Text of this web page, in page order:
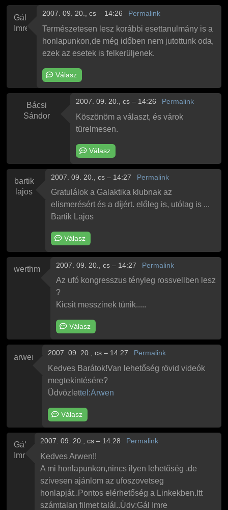
Gál
Imre
2007. 09. 20., cs – 14:26 Permalink
Természetesen lesz korábbi esettanulmány is a
honlapunkon,de még időben nem jutottunk oda,
ezek az esetek is felkerüljenek.
Válasz
Bácsi
Sándor
2007. 09. 20., cs – 14:26 Permalink
Köszönöm a választ, és várok
türelmesen.
Válasz
bartik
lajos
2007. 09. 20., cs – 14:27 Permalink
Gratulálok a Galaktika klubnak az
elismerésért és a díjért. előleg is, utólag is ...
Bartik Lajos
Válasz
werthm 2007. 09. 20., cs – 14:27 Permalink
Az ufó kongresszus tényleg rossvellben lesz
?
Kicsit messzinek tünik.....
Válasz
arwen 2007. 09. 20., cs – 14:27 Permalink
Kedves Barátok!Van lehetőség rövid videók
megtekintésére?
Üdvözlettel:Arwen
Válasz
Gál
Imre
2007. 09. 20., cs – 14:28 Permalink
Kedves Arwen!!
A mi honlapunkon,nincs ilyen lehetőség ,de
szivesen ajánlom az ufoszovetseg
honlapját..Pontos elérhetőség a Linkekben.Itt
számtalan filmet talál..Üdv:Gál Imre